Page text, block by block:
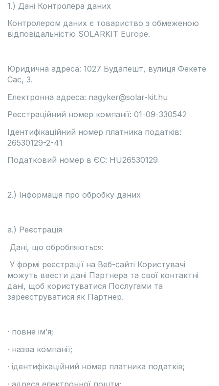
1.) Дані Контролера даних
Контролером даних є товариство з обмеженою
відповідальністю SOLARKIT Europe.
Юридична адреса: 1027 Будапешт, вулиця Фекете
Сас, 3.
Електронна адреса: nagyker@solar-kit.hu
Реєстраційний номер компанії: 01-09-330542
Ідентифікаційний номер платника податків:
26530129-2-41
Податковий номер в ЄС: HU26530129
2.) Інформація про обробку даних
а.) Реєстрація
Дані, що обробляються:
У формі реєстрації на Веб-сайті Користувачі
можуть ввести дані Партнера та свої контактні
дані, щоб користуватися Послугами та
зареєструватися як Партнер.
· повне ім’я;
· назва компанії;
· ідентифікаційний номер платника податків;
· адреса електронної пошти;